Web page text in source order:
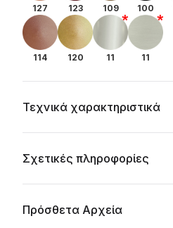
127 123 109 100
114 120 11 11
Τεχνικά χαρακτηριστικά
Σχετικές πληροφορίες
Πρόσθετα Αρχεία